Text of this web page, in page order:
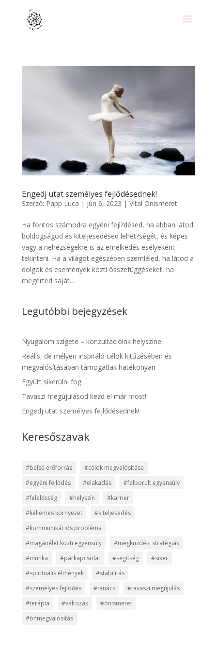
Engedj utat személyes fejlődésednek!
Szerző: Papp Luca | jún 6, 2023 | Vital Önismeret
Ha fontos számodra egyéni fejl?désed, ha abban látod
boldogságod és kiteljesedésed lehet?ségét, és képes
vagy a nehézségekre is az emelkedés esélyeként
tekinteni. Ha a világot egészében szemléled, ha látod a
dolgok és események közti összefüggéseket, ha
megérted saját...
Legutóbbi bejegyzések
Nyugalom szigete – konzultációink helyszíne
Reális, de mélyen inspiráló célok kitűzésében és
megvalósításában támogatlak hatékonyan
Együtt sikerülni fog…
Tavaszi megújulásod kezd el már most!
Engedj utat személyes fejlődésednek!
Keresőszavak
#belső erőforrás
#célok megvalósítása
#egyéni fejlődés
#elakadás
#felborult egyensúly
#felelősség
#helyszín
#karrier
#kellemes környezet
#kiteljesedés
#kommunikációs probléma
#magánélet közti egyensúly
#megküzdési stratégiák
#munka
#párkapcsolat #segítség
#siker
#spirituális élmények
#stabilitás
#személyes fejldőés
#tanács
#tavaszi megújulás
#terápia
#változás
#önismeret
#önmegvalósítás